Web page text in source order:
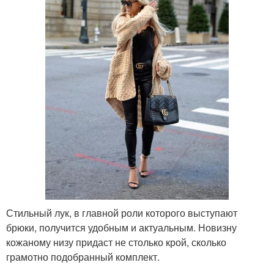
Стильный лук, в главной роли которого выступают
брюки, получится удобным и актуальным. Новизну
кожаному низу придаст не столько крой, сколько
грамотно подобранный комплект.